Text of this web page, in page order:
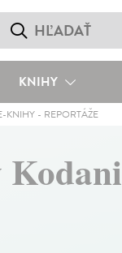
KNIHY
KNIHY - REPORTÁŽE
Kodani